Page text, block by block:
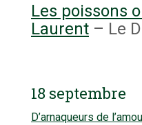
Les poissons
Laurent – Le
18 septembre
D’arnaqueurs de